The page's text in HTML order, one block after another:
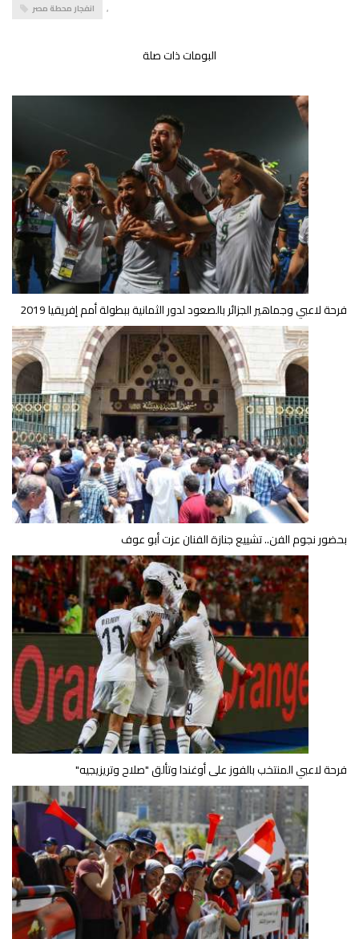
انفجار محطة مصر ,
البومات ذات صلة
فرحة لاعبي وجماهير الجزائر بالصعود لدور الثمانية ببطولة أمم إفريقيا 2019
بحضور نجوم الفن.. تشييع جنازة الفنان عزت أبو عوف
فرحة لاعبي المنتخب بالفوز على أوغندا وتألق "صلاح وتريزيجيه"